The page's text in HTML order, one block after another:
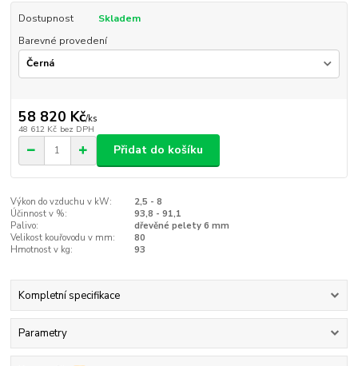
Dostupnost
Skladem
Barevné provedení
58 820 Kč/ks
48 612 Kč bez DPH
Přidat do košíku
Výkon do vzduchu v kW:
2,5 - 8
Účinnost v %:
93,8 - 91,1
Palivo:
dřevěné pelety 6 mm
Velikost kouřovodu v mm:
80
Hmotnost v kg:
93
Kompletní specifikace
Parametry